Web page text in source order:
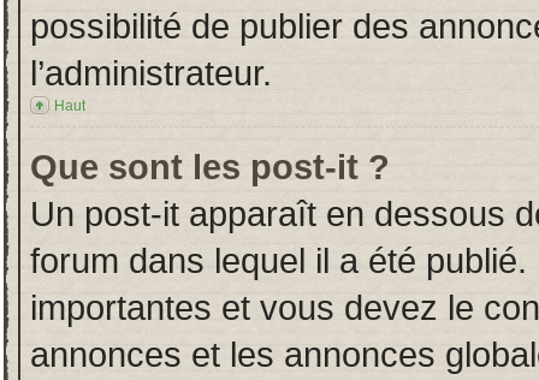
possibilité de publier des
l’administrateur.
Haut
Que sont les post-it ?
Un post-it apparaît en dessous
forum dans lequel il a été
importantes et vous devez le
annonces et les annonces